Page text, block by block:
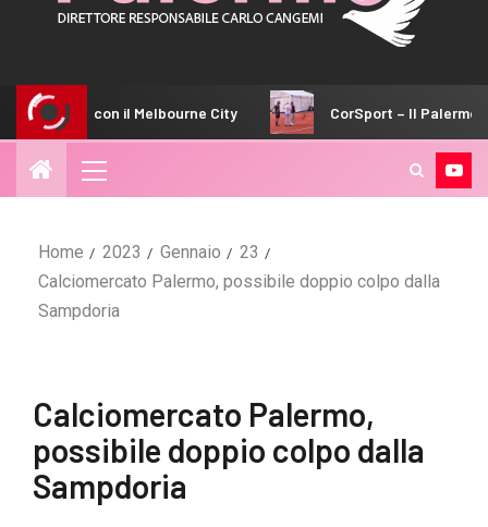
il Melbourne City CorSport – Il Palermo fa subito sul
Home 2023 Gennaio
23
Calciomercato Palermo, possibile doppio colpo dalla
Sampdoria
Calciomercato Palermo,
possibile doppio colpo dalla
Sampdoria